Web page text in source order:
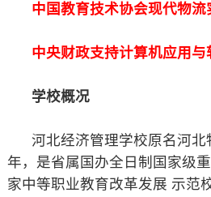
中国教育技术协会现代物流
中央财政支持计算机应用与
学校概况
河北经济管理学校原名河北
年，是省属国办全日制国家级
家中等职业教育改革发展 示范